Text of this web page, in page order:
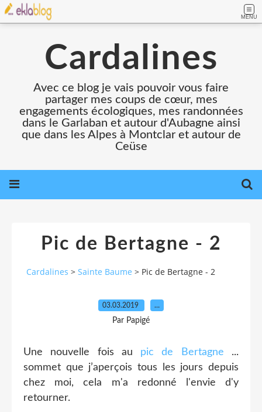
MENU
Cardalines
Avec ce blog je vais pouvoir vous faire
partager mes coups de cœur, mes
engagements écologiques, mes randonnées
dans le Garlaban et autour d'Aubagne ainsi
que dans les Alpes à Montclar et autour de
Ceüse
Pic de Bertagne - 2
Cardalines > Sainte Baume > Pic de Bertagne - 2
03.03.2019 …
Par Papigé
Une nouvelle fois au pic de Bertagne ...
sommet que j’aperçois tous les jours depuis
chez moi, cela m'a redonné l'envie d'y
retourner.